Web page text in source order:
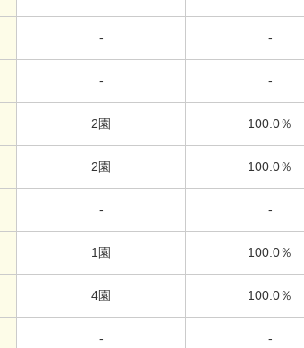
- -
- -
2園 100.0％
2園 100.0％
- -
1園 100.0％
4園 100.0％
- -